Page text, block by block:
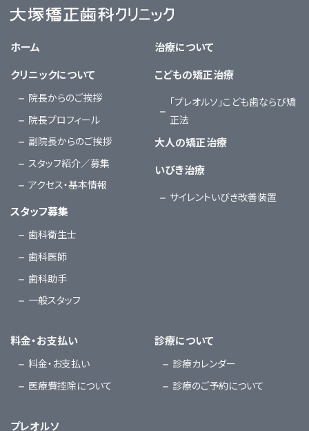
ホーム
クリニックについて
院長からのご挨拶
院長プロフィール
副院長からのご挨拶
スタッフ紹介／募集
アクセス・基本情報
スタッフ募集
歯科衛生士
歯科医師
歯科助手
一般スタッフ
治療について
こどもの矯正治療
「プレオルソ」こども歯ならび矯
正法
大人の矯正治療
いびき治療
サイレントいびき改善装置
料金・お支払い
料金・お支払い
医療費控除について
診療について
診療カレンダー
診療のご予約について
プレオルソ